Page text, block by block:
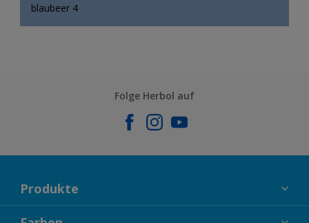
blaubeer 4
Folge Herbol auf
Produkte
FASSADENFARBEN